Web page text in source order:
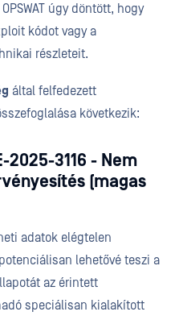
úgy döntött, hogy
kódot vagy a
részleteit.
által felfedezett
következik:
2025-3116 - Nem
(magas
adatok elégtelen
lehetővé teszi a
az érintett
speciálisan kialakított